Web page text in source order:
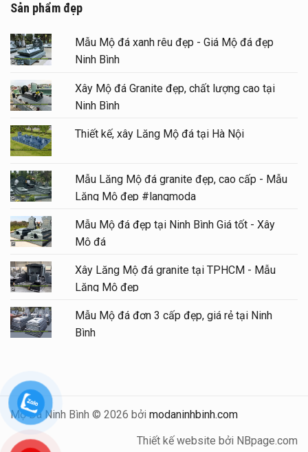
Sản phẩm đẹp
Mẫu Mộ đá xanh rêu đẹp - Giá Mộ đá đẹp
Ninh Bình
Xây Mộ đá Granite đẹp, chất lượng cao tại
Ninh Bình
Thiết kế, xây Lăng Mộ đá tại Hà Nội
Mẫu Lăng Mộ đá granite đẹp, cao cấp - Mẫu
Lăng Mộ đẹp #langmoda
Mẫu Mộ đá đẹp tại Ninh Bình Giá tốt - Xây
Mộ đá
Xây Lăng Mộ đá granite tại TPHCM - Mẫu
Lăng Mộ đẹp
Mẫu Mộ đá đơn 3 cấp đẹp, giá rẻ tại Ninh
Bình
Mộ Đá Ninh Bình © 2026 bởi modaninhbinh.com
Thiết kế website bởi NBpage.com